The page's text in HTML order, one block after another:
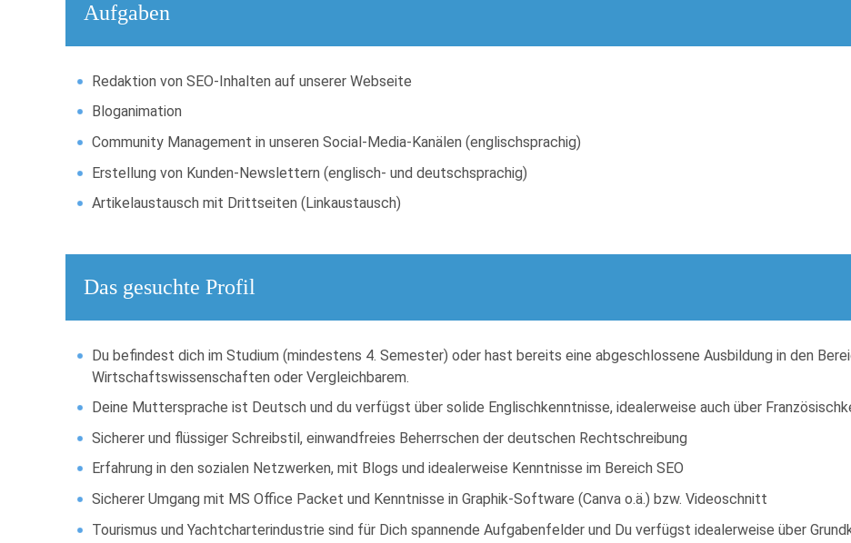
Aufgaben
Redaktion von SEO-Inhalten auf unserer Webseite
Bloganimation
Community Management in unseren Social-Media-Kanälen (englischsprachig)
Erstellung von Kunden-Newslettern (englisch- und deutschsprachig)
Artikelaustausch mit Drittseiten (Linkaustausch)
Das gesuchte Profil
Du befindest dich im Studium (mindestens 4. Semester) oder hast bereits eine abgeschlossene Ausbildung in den
Wirtschaftswissenschaften oder Vergleichbarem.
Deine Muttersprache ist Deutsch und du verfügst über solide Englischkenntnisse, idealerweise auch über
Sicherer und flüssiger Schreibstil, einwandfreies Beherrschen der deutschen Rechtschreibung
Erfahrung in den sozialen Netzwerken, mit Blogs und idealerweise Kenntnisse im Bereich SEO
Sicherer Umgang mit MS Office Packet und Kenntnisse in Graphik-Software (Canva o.ä.) bzw. Videoschnitt
Tourismus und Yachtcharterindustrie sind für Dich spannende Aufgabenfelder und Du verfügst idealerweise über